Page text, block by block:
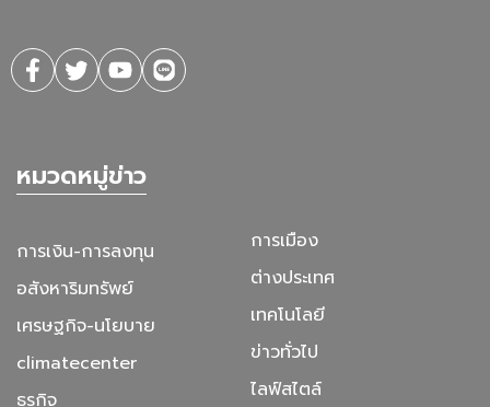
หมวดหมู่ข่าว
การเงิน-การลงทุน
อสังหาริมทรัพย์
เศรษฐกิจ-นโยบาย
climatecenter
ธุรกิจ
การเมือง
ต่างประเทศ
เทคโนโลยี
ข่าวทั่วไป
ไลฟ์สไตล์